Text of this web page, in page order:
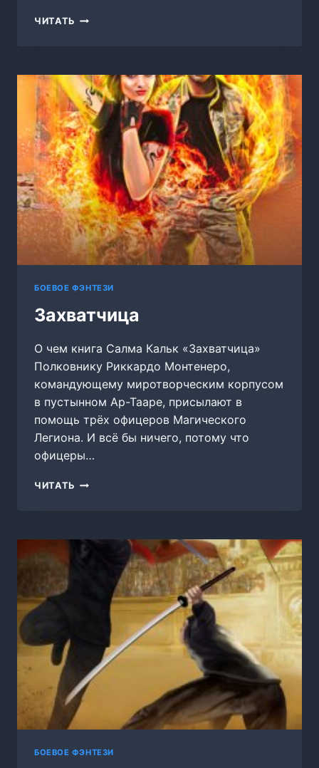
ЧИТАТЬ ВРАТА
БОЕВОЕ ФЭНТЕЗИ
Захватчица
О чем книга Салма Кальк «Захватчица»
Полковнику Риккардо Монтенеро,
командующему миротворческим корпусом
в пустынном Ар-Тааре, присылают в
помощь трёх офицеров Магического
Легиона. И всё бы ничего, потому что
офицеры…
ЧИТАТЬ ЗАХВАТЧИЦА
БОЕВОЕ ФЭНТЕЗИ